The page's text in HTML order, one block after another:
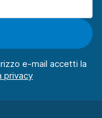
e-mail accetti la